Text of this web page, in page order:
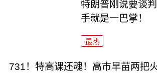
特朗普刚说要谈
手就是一巴掌！
最热
731！特高课还魂！高市早苗两把